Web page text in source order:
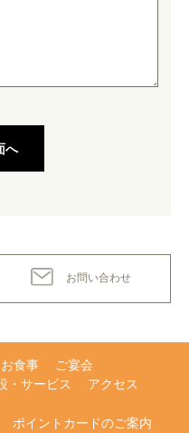
お問い合わせ
お食事
ご宴会
・サービス アクセス
ポイントカードのご案内